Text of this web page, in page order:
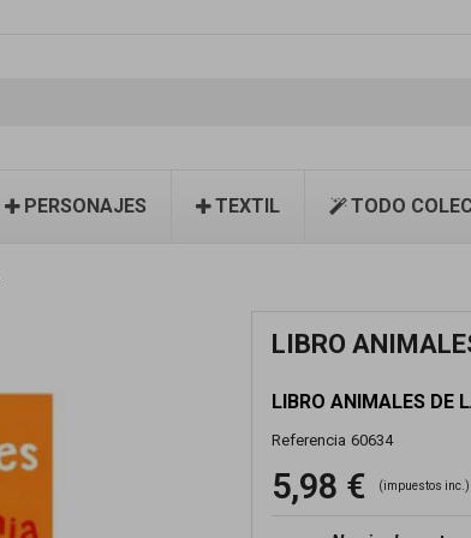
PERSONAJES TEXTIL TODO
LIBRO
LIBRO ANIMALES DE
Referencia 60634
5,98 € (impuestos inc.)